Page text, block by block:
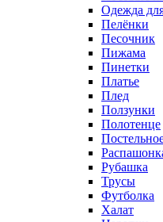
Одежда
Пелёнки
Песочник
Пижама
Пинетки
Платье
Плед
Ползунки
Полотенце
Рубашка
Трусы
Футболка
Халат